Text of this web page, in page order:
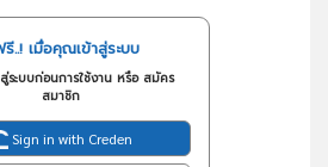
..! เมื่อคุณเข้าสู่ระบบ
ระบบก่อนการใช้งาน หรือ สมัคร
สมาชิก
Sign in with Creden